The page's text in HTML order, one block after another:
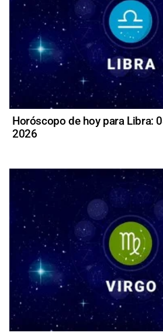
Horóscopo de hoy para Libra:
2026